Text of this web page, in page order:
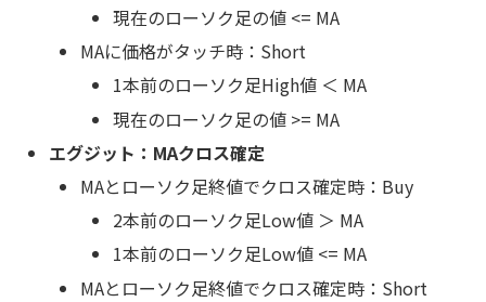
現在のローソク足の値 <= MA
MAに価格がタッチ時：Short
1本前のローソク足High値 ＜ MA
現在のローソク足の値 >= MA
エグジット：MAクロス確定
MAとローソク足終値でクロス確定時：Buy
2本前のローソク足Low値 ＞ MA
1本前のローソク足Low値 <= MA
MAとローソク足終値でクロス確定時：Short